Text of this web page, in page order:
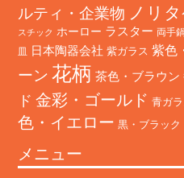
ルティ・企業物 ノリ
スチック ホーロー ラスター 両手
皿
日本陶器会社 紫ガラス 紫色
ーン 花柄 茶色・ブラウン
ド 金彩・ゴールド 青ガラ
色・イエロー 黒・ブラック
メニュー